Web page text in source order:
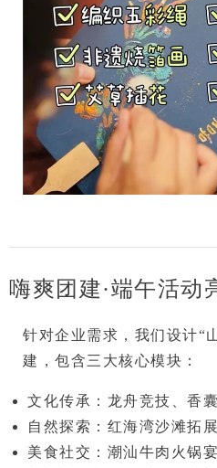
嗨爽团建·端午活动
针对企业需求，我们设计“
建 ，包含三大核心模块：
文化传承 ：龙舟竞技、香
自然探索 ：红海湾沙滩拓
美食社交 ：潮汕牛肉火锅